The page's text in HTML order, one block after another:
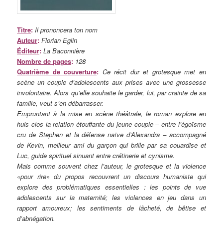
Titre: Il prononcera ton nom
Auteur:Florian Eglin
Éditeur: La Baconnière
Nombre de pages: 128
Quatrième de couverture: Ce récit dur et grotesque met en
scène un couple d’adolescents aux prises avec une grossesse
involontaire. Alors qu’elle souhaite le garder, lui, par crainte de sa
famille, veut s’en débarrasser.
Empruntant à la mise en scène théâtrale, le roman explore en
huis clos la relation étouffante du jeune couple – entre l’égoïsme
cru de Stephen et la défense naïve d’Alexandra – accompagné
de Kevin, meilleur ami du garçon qui brille par sa couardise et
Luc, guide spirituel sinuant entre crétinerie et cynisme.
Mais comme souvent chez l’auteur, le grotesque et la violence
«pour rire» du propos recouvrent un discours humaniste qui
explore des problématiques essentielles : les points de vue
adolescents sur la maternité; les violences en jeu dans un
rapport amoureux; les sentiments de lâcheté, de bêtise et
d’abnégation.